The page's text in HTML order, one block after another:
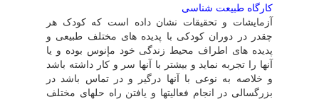
کارگاه طبیعت شناسى
آزمایشات و تحقیقات نشان داده است که کودک هر
چقدر در دوران کودکى با پدیده هاى مختلف طبیعى و
پدیده هاى اطراف محیط زندگى خود مإنوس بوده و یا
آنها را تجربه نماید و بیشتر با آنها سر و کار داشته باشد
و خلاصه به نوعى با آنها درگیر و در تماس باشد در
بزرگسالى در انجام فعالیتها و یافتن راه حلهاى مختلف